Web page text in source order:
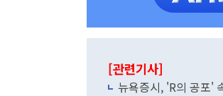
[관련기사]
뉴욕증시, 'R의 공포'